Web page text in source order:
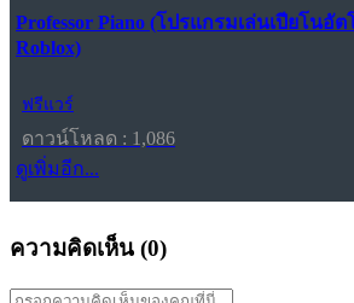
Professor Piano (โปรแกรมเล่นเปียโนอั
Roblox)
ฟรีแวร์
ดาวน์โหลด : 1,086
ดูเพิ่มอีก...
ความคิดเห็น (0)